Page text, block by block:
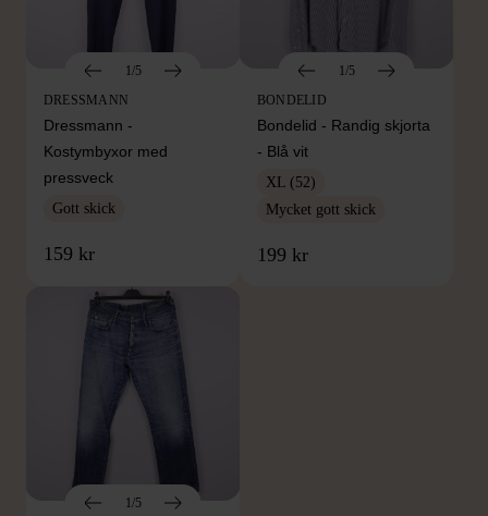
1/5
DRESSMANN
Dressmann -
Kostymbyxor med
pressveck
Gott skick
159 kr
1/5
BONDELID
Bondelid - Randig skjorta
- Blå vit
XL (52)
Mycket gott skick
199 kr
1/5